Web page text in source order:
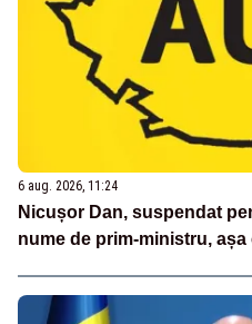
6 aug. 2026, 11:24
Nicușor Dan, suspendat
nume de prim-ministru,